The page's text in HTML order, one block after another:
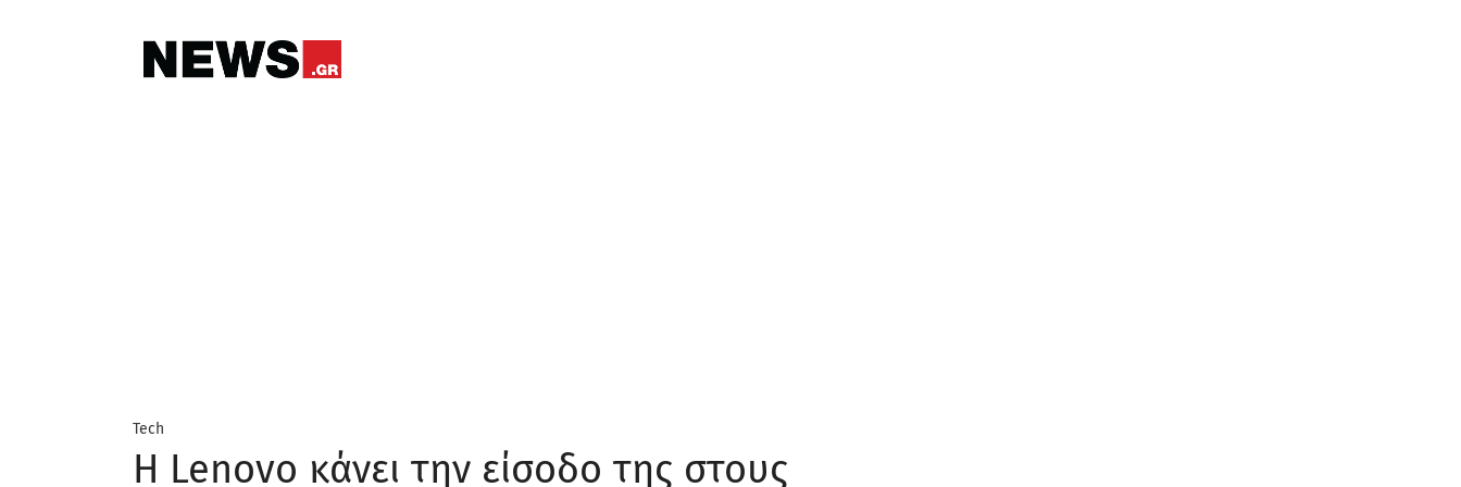
Tech
Η Lenovo κάνει την είσοδο της στους